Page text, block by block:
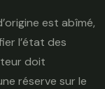
est abîmé,
l’état des
doit
réserve sur le